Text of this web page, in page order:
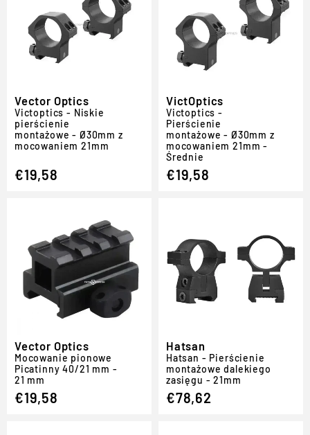
Vector Optics
Victoptics - Niskie
pierścienie
montażowe - Ø30mm z
mocowaniem 21mm
€19,58
VictOptics
Victoptics -
Pierścienie
montażowe - Ø30mm z
mocowaniem 21mm -
Średnie
€19,58
Vector Optics
Mocowanie pionowe
Picatinny 40/21 mm -
21 mm
€19,58
Hatsan
Hatsan - Pierścienie
montażowe dalekiego
zasięgu - 21mm
€78,62